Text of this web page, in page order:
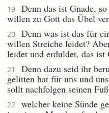
19
Denn das ist Gnade,
willen zu Gott das Übel
20
Denn was ist das für
willen Streiche leidet?
leidet und erduldet, das ist
21
Denn dazu seid ihr
gelitten hat für uns und
sollt nachfolgen seinen
22
welcher keine Sünde